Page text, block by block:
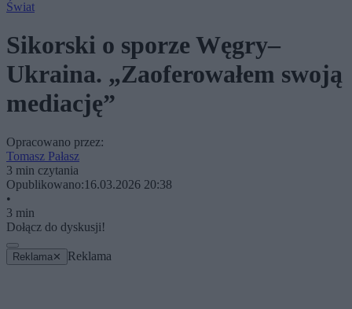
Świat
Sikorski o sporze Węgry–
Ukraina. „Zaoferowałem swoją
mediację”
Opracowano przez:
Tomasz Pałasz
3 min czytania
Opublikowano:16.03.2026 20:38
•
3 min
Dołącz do dyskusji!
Reklama ✕ Reklama